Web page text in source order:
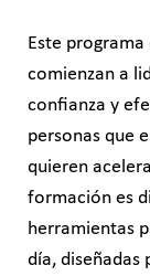
Este
comienzan a
confianza y
personas que
quieren
formación es
herramientas
día, diseñadas